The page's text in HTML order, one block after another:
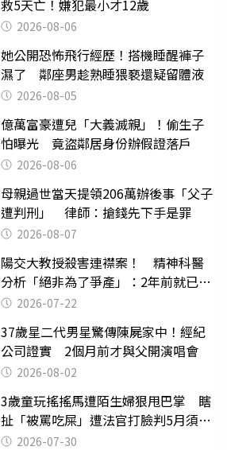
救5天亡！嫌犯最小才12歲
2026-08-06
她公開恐怖飛行經歷！搭機睡醒褲子
濕了 鄰座男趁熟睡猥褻還疑留體液
2026-08-05
億萬富豪遭兒「大義滅親」！偷生子
怕曝光 竟盜鄰居身份辦假證落戶
2026-08-06
母親過世當天提領206萬辦後事「父子
遭判刑」 律師：搶錢先下手是罪
2026-08-07
陽交大教授殺害連襟案！ 精神科醫
分析「絕非為了爭產」：2年前就已言
行詭異
2026-07-22
37歲星二代男星驚傳陳屍家中！經紀
公司證實 2個月前才與父開演唱會
2026-08-02
3歲童玩搖搖馬遭陌生婦狠甩巴掌 瞎
扯「被罵吃屎」遭法官打臉判5月須入
監 2026-07-30